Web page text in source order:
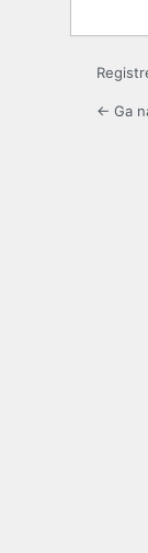
← Ga